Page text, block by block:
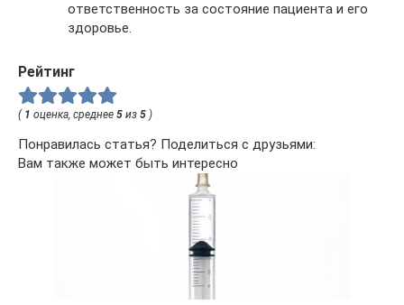
ответственность за состояние пациента и его
здоровье.
Рейтинг
( 1 оценка, среднее 5 из 5 )
Понравилась статья? Поделиться с друзьями:
Вам также может быть интересно